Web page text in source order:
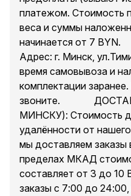
* время самовывоза и
Доставка по Минску от
удаленности от нашего
менее 50 BYN)
Прожектор переноска
компактный и мощный
незаменимым
Он идеально подходит
стройках, во время
также для различных
кемпинга или рыбалки.
платежом. Стоимость
веса и суммы
начинается от 7
Адрес: г. Минск,
время самовывоза и
комплектации
звоните. ⠀⠀⠀⠀
МИНСКУ): Стоимость
удалённости от
мы доставляем заказы
пределах МКАД
составляет от 3 до
заказы с 7:00 до